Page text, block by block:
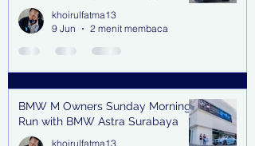
Jalan
khoirulfatma13
9 Jun
2 menit membaca
BMW M Owners Sunday Morning
Run with BMW Astra Surabaya
khoirulfatma13